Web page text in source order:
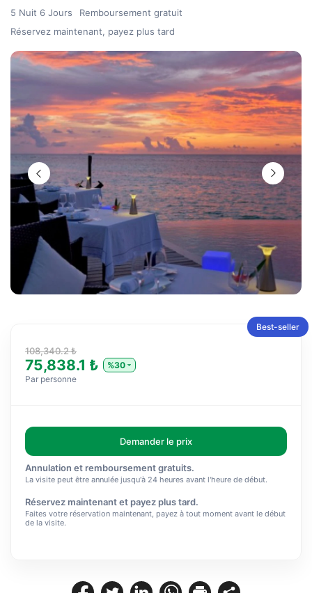
5 Nuit 6 Jours
Remboursement gratuit
Réservez maintenant, payez plus tard
Best-seller
108,340.2 ₺
75,838.1 ₺
%30
Par personne
Demander le prix
Annulation et remboursement gratuits.
La visite peut être annulée jusqu'à 24 heures avant l'heure de début.
Réservez maintenant et payez plus tard.
Faites votre réservation maintenant, payez à tout moment avant le début
de la visite.